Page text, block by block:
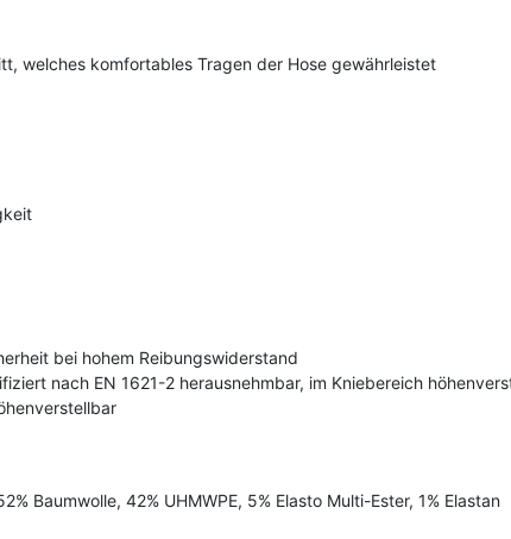
welches komfortables Tragen der Hose gewährleistet
bei hohem Reibungswiderstand
nach EN 1621-2 herausnehmbar, im Kniebereich
Baumwolle, 42% UHMWPE, 5% Elasto Multi-Ester, 1% Elastan